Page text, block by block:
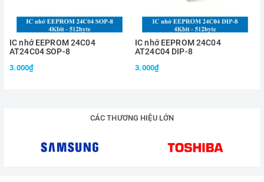
IC nhớ EEPROM 24C04
AT24C04 SOP-8
3.000₫
IC nhớ EEPROM 24C04
AT24C04 DIP-8
3.000₫
CÁC THƯƠNG HIỆU LỚN